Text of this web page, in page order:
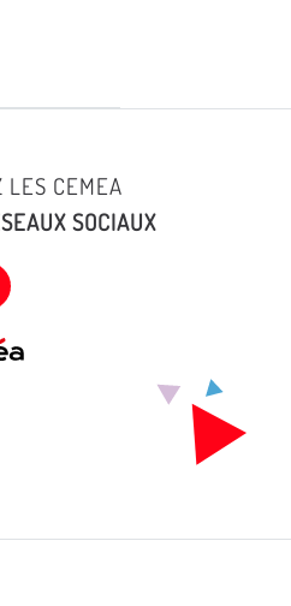
LES CEMEA
SOCIAUX